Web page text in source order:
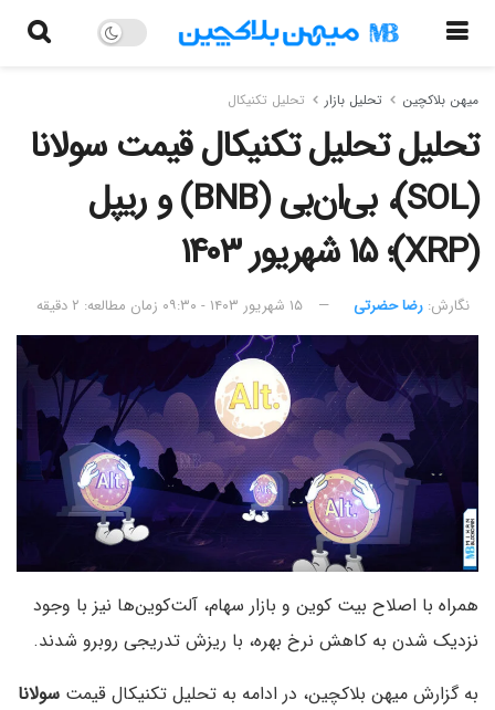
میهن بلاکچین تحلیل بازار تحلیل تکنیکال
تحلیل تحلیل تکنیکال قیمت سولانا
(SOL)، بی‌ان‌بی (BNB) و ریپل
(XRP)؛ ۱۵ شهریور ۱۴۰۳
نگارش:‌ رضا حضرتی ۱۵ شهریور ۱۴۰۳ - ۰۹:۳۰ زمان مطالعه: ۲ دقیقه
همراه با اصلاح بیت کوین و بازار سهام، آلت‌کوین‌ها نیز با وجود
نزدیک شدن به کاهش نرخ بهره، با ریزش تدریجی روبرو شدند.
به گزارش میهن بلاکچین، در ادامه به تحلیل تکنیکال قیمت سولانا